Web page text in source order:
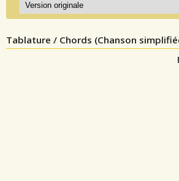
Tablature / Chords (Chanson